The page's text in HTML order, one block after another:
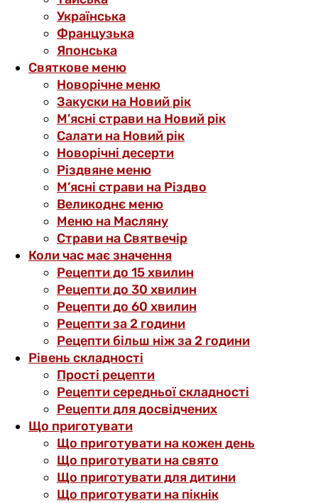
Українська
Французька
Японська
Святкове меню
Новорічне меню
Закуски на Новий рік
М’ясні страви на Новий рік
Салати на Новий рік
Новорічні десерти
Різдвяне меню
М’ясні страви на Різдво
Великоднє меню
Меню на Масляну
Страви на Святвечір
Коли час має значення
Рецепти до 15 хвилин
Рецепти до 30 хвилин
Рецепти до 60 хвилин
Рецепти за 2 години
Рецепти більш ніж за 2 години
Рівень складності
Прості рецепти
Рецепти середньої складності
Рецепти для досвідчених
Що приготувати
Що приготувати на кожен день
Що приготувати на свято
Що приготувати для дитини
Що приготувати на пікнік